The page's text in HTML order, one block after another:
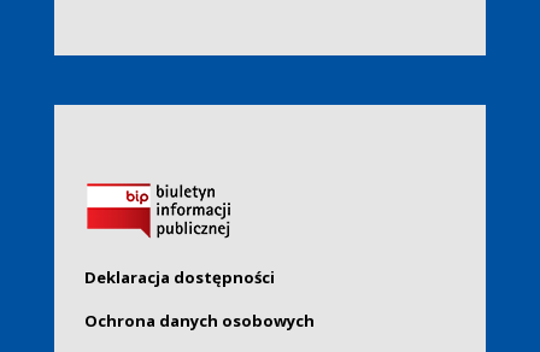
Deklaracja dostępności
Ochrona danych osobowych